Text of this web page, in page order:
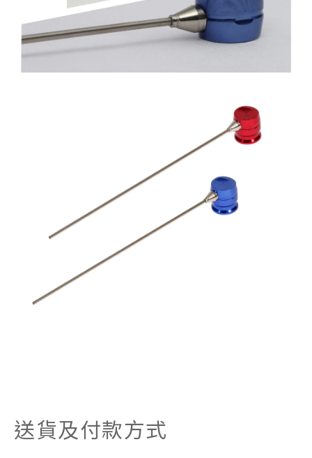
送貨及付款方式